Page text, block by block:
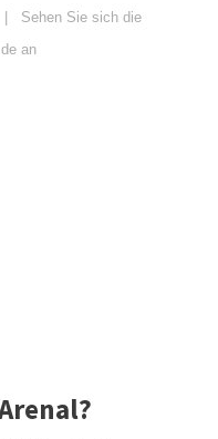
Sehen Sie sich die
an